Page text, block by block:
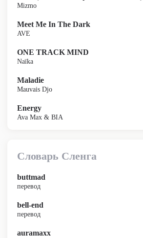
Mizmo
Meet Me In The Dark
AVE
ONE TRACK MIND
Naïka
Maladie
Mauvais Djo
Energy
Ava Max & BIA
Словарь Сленга
buttmad
перевод
bell-end
перевод
auramaxx